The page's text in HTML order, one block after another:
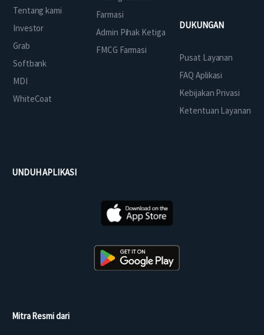
Tentang kami
Investor
Grab
Softbank
MDI
WhiteCoat
Farmasi
Admin Pihak Ketiga
FMCG Farmasi
DUKUNGAN
Pusat Layanan
FAQ Aplikasi
Kebijakan Privasi
Ketentuan Layanan
UNDUH APLIKASI
Mitra Resmi dari